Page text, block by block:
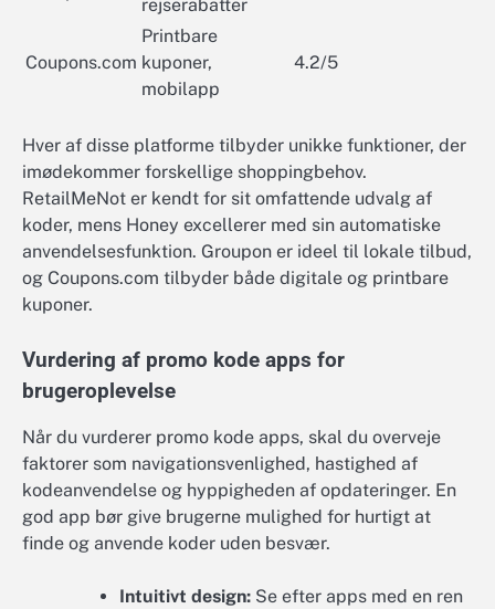
rejserabatter
Coupons.com
Printbare
kuponer,
mobilapp
4.2/5
Hver af disse platforme tilbyder unikke funktioner, der
imødekommer forskellige shoppingbehov.
RetailMeNot er kendt for sit omfattende udvalg af
koder, mens Honey excellerer med sin automatiske
anvendelsesfunktion. Groupon er ideel til lokale tilbud,
og Coupons.com tilbyder både digitale og printbare
kuponer.
Vurdering af promo kode apps for
brugeroplevelse
Når du vurderer promo kode apps, skal du overveje
faktorer som navigationsvenlighed, hastighed af
kodeanvendelse og hyppigheden af opdateringer. En
god app bør give brugerne mulighed for hurtigt at
finde og anvende koder uden besvær.
Intuitivt design: Se efter apps med en ren